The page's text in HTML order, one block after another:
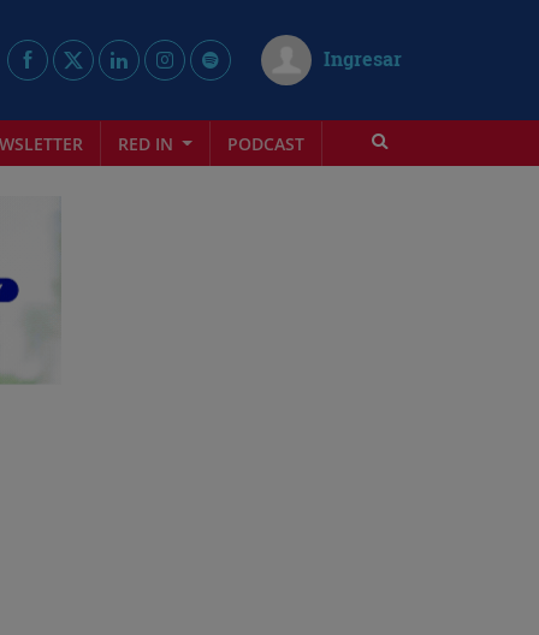
Ingresar
RED IN PODCAST